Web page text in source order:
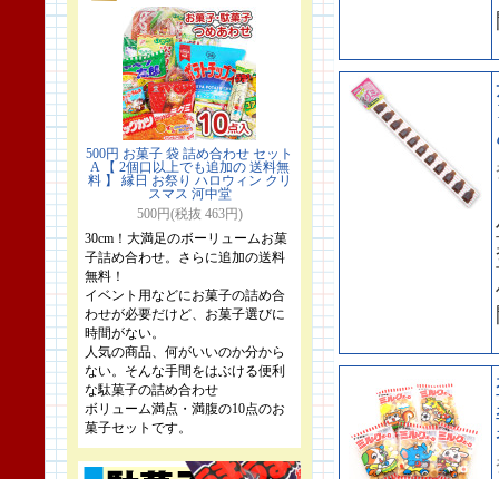
500円 お菓子 袋 詰め合わせ セット
A 【 2個口以上でも追加の 送料無
料 】 縁日 お祭り ハロウィン クリ
スマス 河中堂
500円(税抜 463円)
30cm！大満足のボーリュームお菓
子詰め合わせ。さらに追加の送料
無料！
イベント用などにお菓子の詰め合
わせが必要だけど、お菓子選びに
時間がない。
人気の商品、何がいいのか分から
ない。そんな手間をはぶける便利
な駄菓子の詰め合わせ
ボリューム満点・満腹の10点のお
菓子セットです。